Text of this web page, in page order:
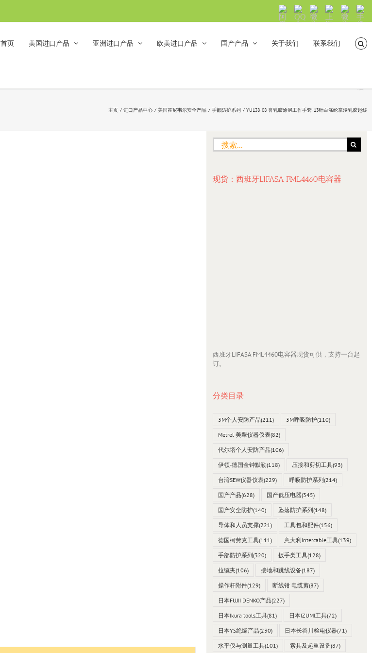
阿
里
沟
QQ
交
微
信
号：
shanhehairong
上
海
海
微
信
手
机
览
直
接
首页 美国进口产品 亚洲进口产品 欧美进口产品 国产产品 关于我们 联系我们
主页 进口产品中心 美国霍尼韦尔安全产品 手部防护系列 YU138-08 誉乳胶涂层工作手套-13针白涤纶掌浸乳胶起皱
搜
索：
现货：西班牙LIFASA FML4460电容器
西班牙LIFASA FML4460电容器现货可供，支持一台起
订。
分类目录
3M个人安防产品(211) 3M呼吸防护(110)
Metrel 美翠仪器仪表(82)
代尔塔个人安防产品(106)
伊顿-德国金钟默勒(118) 压接和剪切工具(93)
台湾SEW仪器仪表(229) 呼吸防护系列(214)
国产产品(628) 国产低压电器(345)
国产安全防护(140) 坠落防护系列(148)
导体和人员支撑(221) 工具包和配件(156)
德国柯劳克工具(111) 意大利Intercable工具(139)
手部防护系列(320) 扳手类工具(128)
拉缆夹(106) 接地和跳线设备(187)
操作杆附件(129) 断线钳 电缆剪(87)
日本FUJII DENKO产品(227)
日本Ikura tools工具(81) 日本IZUMI工具(72)
日本YS绝缘产品(230) 日本长谷川检电仪器(71)
水平仪与测量工具(101) 索具及起重设备(87)